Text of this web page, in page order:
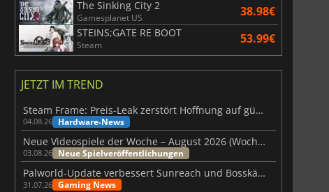
The Sinking City 2
Gamesplanet US 38.98€
STEINS;GATE RE BOOT
Steam 53.99€
JETZT IM TREND
Steam Frame: Preis-Leak zerstört Hoffnung auf günstiges VR-Headset
04.08.26 Hardware-News
Neue Videospiele der Woche – August 2026 (Woche 32)
03.08.26 Neue Spielveröffentlichungen
Palworld-Update verbessert Sunreach und Bosskämpfe deutlich
31.07.26 Gaming News